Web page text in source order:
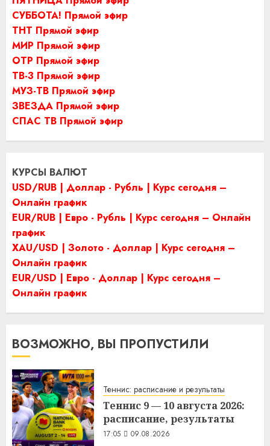
СУББОТА! Прямой эфир
ТНТ Прямой эфир
МИР Прямой эфир
ОТР Прямой эфир
ТВ-3 Прямой эфир
МУЗ-ТВ Прямой эфир
ЗВЕЗДА Прямой эфир
СПАС ТВ Прямой эфир
КУРСЫ ВАЛЮТ
USD/RUB | Доллар - Рубль | Курс сегодня –
Онлайн график
EUR/RUB | Евро - Рубль | Курс сегодня – Онлайн
график
XAU/USD | Золото - Доллар | Курс сегодня –
Онлайн график
EUR/USD | Евро - Доллар | Курс сегодня –
Онлайн график
ВОЗМОЖНО, ВЫ ПРОПУСТИЛИ
Теннис: расписание и результаты
Теннис 9 — 10 августа 2026:
расписание, результаты
17:05 09.08.2026